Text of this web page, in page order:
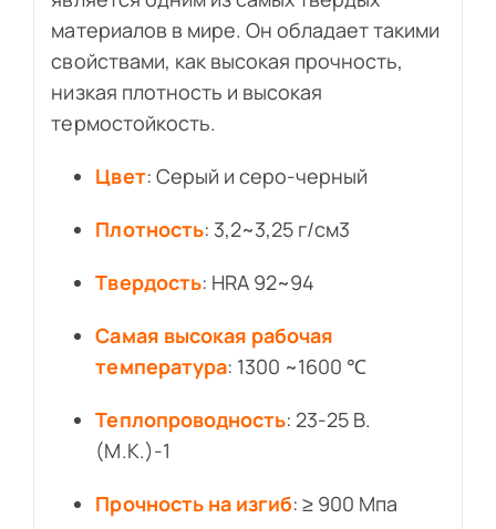
материалов в мире. Он обладает такими
свойствами, как высокая прочность,
низкая плотность и высокая
термостойкость.
Цвет: Серый и серо-черный
Плотность: 3,2~3,25 г/см3
Твердость: HRA 92~94
Самая высокая рабочая
температура: 1300 ~1600 ℃
Теплопроводность: 23-25 В.
(М.К.)-1
Прочность на изгиб: ≥ 900 Мпа